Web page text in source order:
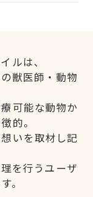
ルは、
獣医師・動物
可能な動物か
的。
いを取材し記
を行うユーザ
。